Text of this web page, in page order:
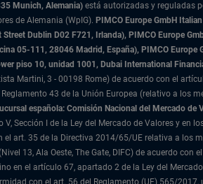
Munich, Alemania) está autorizadas y reguladas
de Alemania (WpIG). PIMCO Europe GmbH
Dublin D02 F721, Irlanda), PIMCO Europe
05-111, 28046 Madrid, España), PIMCO Europe
piso 10, unidad 1001, Dubai International
Martini, 3 - 00198 Rome) de acuerdo con el
43 de la Unión Europea (relativo a los
española: Comisión Nacional del Mercado de
Sección I de la Ley del Mercado de Valores y en
art. 35 de la Directiva 2014/65/UE relativa a los
13, Ala Oeste, The Gate, DIFC) de acuerdo
en el artículo 67, apartado 2 de la Ley del
con el art. 56 del Reglamento (UE) 565/